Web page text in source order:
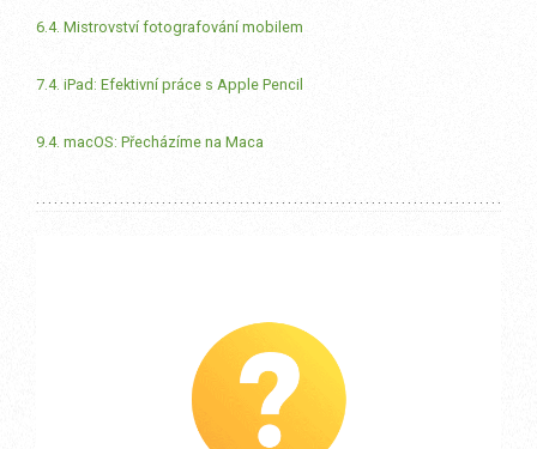
6.4. Mistrovství fotografování mobilem
7.4. iPad: Efektivní práce s Apple Pencil
9.4. macOS: Přecházíme na Maca